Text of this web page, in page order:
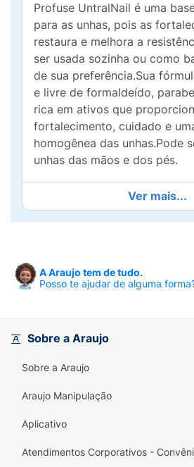
Profuse UntralNail é uma
para as unhas, pois as
restaura e melhora a
ser usada sozinha ou como
de sua preferência.Sua
e livre de formaldeído,
rica em ativos que
fortalecimento, cuidado e
homogênea das unhas.Pode
unhas das mãos e dos pés.
Ver mais...
A Araujo tem de tudo.
Posso te ajudar de alguma
Sobre a Araujo
Sobre a Araujo
Araujo Manipulação
Aplicativo
Atendimentos Corporativos -